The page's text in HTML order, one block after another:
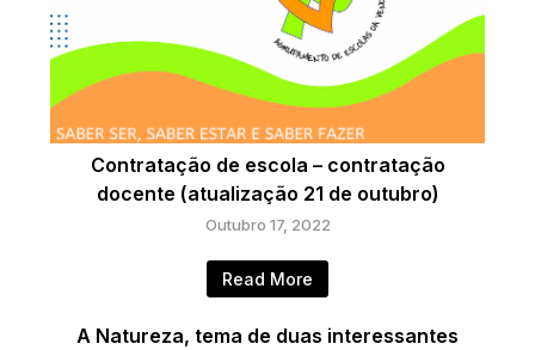
Contratação de escola – contratação
docente (atualização 21 de outubro)
Outubro 17, 2022
Read More
A Natureza, tema de duas interessantes